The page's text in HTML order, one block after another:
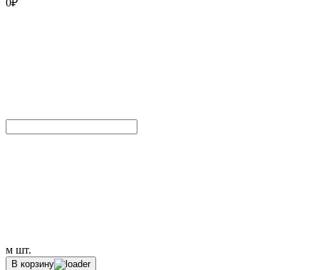
м шт.
В корзину